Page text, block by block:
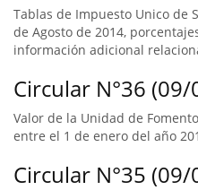
Tablas de Impuesto Unico de
de Agosto de 2014,
información adicional
Circular N°36
Valor de la Unidad de
entre el 1 de enero del año
Circular N°35